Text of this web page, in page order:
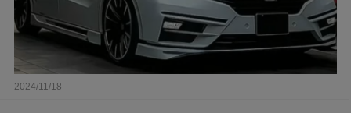
2024/11/18